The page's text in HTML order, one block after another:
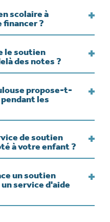
scolaire à
?
le soutien
des notes ?
propose-t-
les
de soutien
à votre enfant ?
un soutien
service d'aide